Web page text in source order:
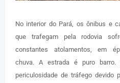
No interior do Pará, os ônibus e
que trafegam pela rodovia
constantes atolamentos, em
chuva. A estrada é puro barro.
periculosidade de tráfego devido